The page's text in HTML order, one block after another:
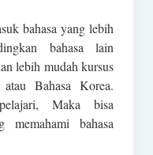
bahasa yang lebih
bahasa lain
lebih mudah kursus
Bahasa Korea.
Maka bisa
memahami bahasa